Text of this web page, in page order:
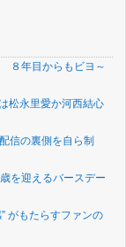
８年目からもビヨ～
松永里愛か河西結心
信の裏側を自ら制
を迎えるバースデー
がもたらすファンの